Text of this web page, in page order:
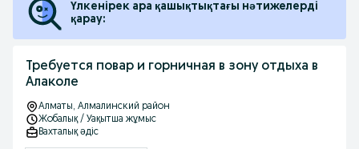
Үлкенірек ара қашықтықтағы нәтижелерді
қарау:
Требуется повар и горничная в зону отдыха в
Алаколе
Алматы, Алмалинский район
Жобалық / Уақытша жұмыс
Вахталық əдіс